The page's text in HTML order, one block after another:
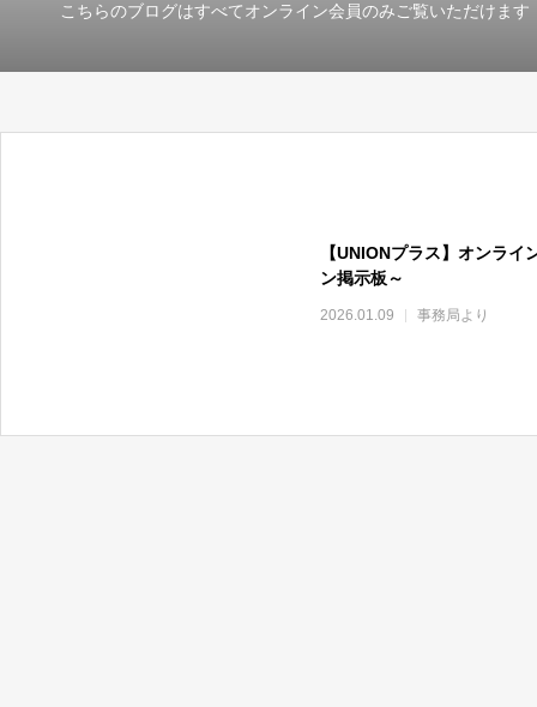
こちらのブログはすべてオンライン会員のみご覧いただけます
【UNIONプラス】オンラ
ン掲示板～
2026.01.09 事務局より